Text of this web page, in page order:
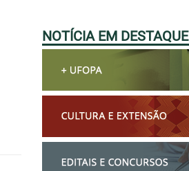
NOTÍCIA EM DESTAQUE